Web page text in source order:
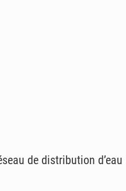
de distribution d’eau